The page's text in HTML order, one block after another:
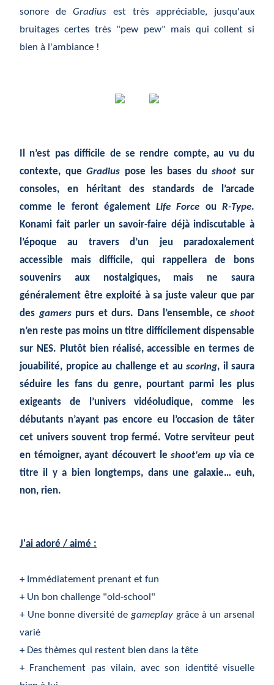
sonore de Gradius est très appréciable, jusqu'aux
bruitages certes très "pew pew" mais qui collent si
bien à l'ambiance !
Il n’est pas difficile de se rendre compte, au vu du
contexte, queGradius pose les bases dushoot sur
consoles, en héritant des standards de l’arcade
comme le feront égalementLife Force ouR-Type.
Konami fait parler un savoir-faire déjà indiscutable à
l’époque au travers d’un jeu paradoxalement
accessible mais difficile, qui rappellera de bons
souvenirs aux nostalgiques, mais ne saura
généralement être exploité à sa juste valeur que par
des gamerspurs et durs. Dans l’ensemble, ce shoot
n’en reste pas moins un titre difficilement dispensable
sur NES. Plutôt bien réalisé, accessible en termes de
jouabilité, propice au challenge et au scoring, il saura
séduire les fans du genre, pourtant parmi les plus
exigeants de l’univers vidéoludique, comme les
débutants n’ayant pas encore eu l’occasion de tâter
cet univers souvent trop fermé. Votre serviteur peut
en témoigner, ayant découvert leshoot'em upvia ce
titre il y a bien longtemps, dans une galaxie… euh,
non, rien.
J'ai adoré / aimé :
+ Immédiatement prenant et fun
+ Un bon challenge "old-school"
+ Une bonne diversité de gameplay grâce à un arsenal
varié
+ Des thèmes qui restent bien dans la tête
+ Franchement pas vilain, avec son identité visuelle